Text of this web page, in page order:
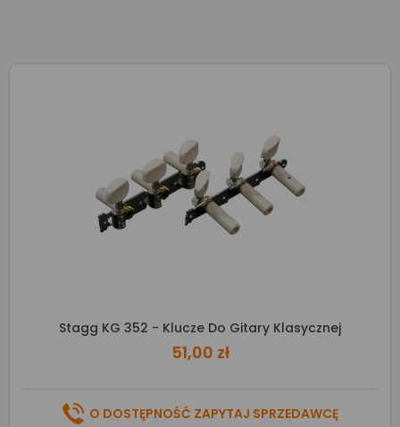
Stagg KG 352 - Klucze Do Gitary Klasycznej
51,00 zł
O DOSTĘPNOŚĆ ZAPYTAJ SPRZEDAWCĘ